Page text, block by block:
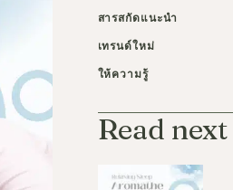
ผลิตภัณฑ์บำรุงผิวกาย
สารสกัดแนะนำ
เทรนด์ใหม่
ให้ความรู้
Read next